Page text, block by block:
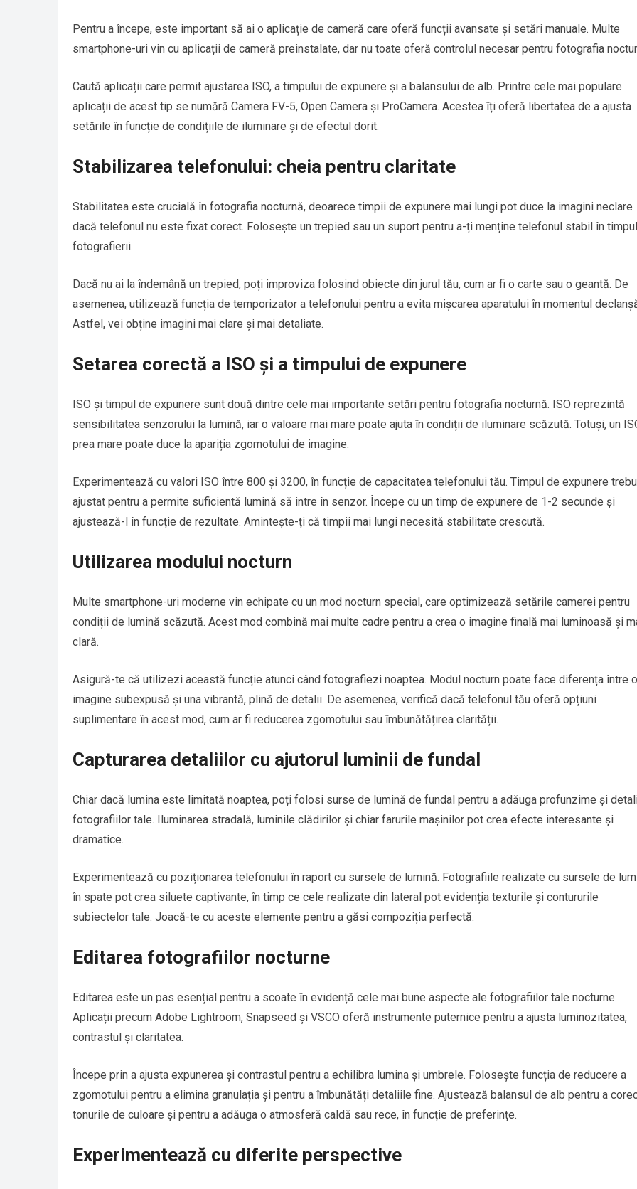
Pentru a începe, este important să ai o aplicație de cameră care oferă funcții avansate și setări manuale. Multe
smartphone-uri vin cu aplicații de cameră preinstalate, dar nu toate oferă controlul necesar pentru fotografia
Caută aplicații care permit ajustarea ISO, a timpului de expunere și a balansului de alb. Printre cele mai populare
aplicații de acest tip se numără Camera FV-5, Open Camera și ProCamera. Acestea îți oferă libertatea de a ajusta
setările în funcție de condițiile de iluminare și de efectul dorit.
Stabilizarea telefonului: cheia pentru claritate
Stabilitatea este crucială în fotografia nocturnă, deoarece timpii de expunere mai lungi pot duce la imagini neclare
dacă telefonul nu este fixat corect. Folosește un trepied sau un suport pentru a-ți menține telefonul stabil în timpul
fotografierii.
Dacă nu ai la îndemână un trepied, poți improviza folosind obiecte din jurul tău, cum ar fi o carte sau o geantă. De
asemenea, utilizează funcția de temporizator a telefonului pentru a evita mișcarea aparatului în momentul
Astfel, vei obține imagini mai clare și mai detaliate.
Setarea corectă a ISO și a timpului de expunere
ISO și timpul de expunere sunt două dintre cele mai importante setări pentru fotografia nocturnă. ISO reprezintă
sensibilitatea senzorului la lumină, iar o valoare mai mare poate ajuta în condiții de iluminare scăzută. Totuși, un
prea mare poate duce la apariția zgomotului de imagine.
Experimentează cu valori ISO între 800 și 3200, în funcție de capacitatea telefonului tău. Timpul de expunere
ajustat pentru a permite suficientă lumină să intre în senzor. Începe cu un timp de expunere de 1-2 secunde și
ajustează-l în funcție de rezultate. Amintește-ți că timpii mai lungi necesită stabilitate crescută.
Utilizarea modului nocturn
Multe smartphone-uri moderne vin echipate cu un mod nocturn special, care optimizează setările camerei pentru
condiții de lumină scăzută. Acest mod combină mai multe cadre pentru a crea o imagine finală mai luminoasă și
clară.
Asigură-te că utilizezi această funcție atunci când fotografiezi noaptea. Modul nocturn poate face diferența între o
imagine subexpusă și una vibrantă, plină de detalii. De asemenea, verifică dacă telefonul tău oferă opțiuni
suplimentare în acest mod, cum ar fi reducerea zgomotului sau îmbunătățirea clarității.
Capturarea detaliilor cu ajutorul luminii de fundal
Chiar dacă lumina este limitată noaptea, poți folosi surse de lumină de fundal pentru a adăuga profunzime și
fotografiilor tale. Iluminarea stradală, luminile clădirilor și chiar farurile mașinilor pot crea efecte interesante și
dramatice.
Experimentează cu poziționarea telefonului în raport cu sursele de lumină. Fotografiile realizate cu sursele de
în spate pot crea siluete captivante, în timp ce cele realizate din lateral pot evidenția texturile și contururile
subiectelor tale. Joacă-te cu aceste elemente pentru a găsi compoziția perfectă.
Editarea fotografiilor nocturne
Editarea este un pas esențial pentru a scoate în evidență cele mai bune aspecte ale fotografiilor tale nocturne.
Aplicații precum Adobe Lightroom, Snapseed și VSCO oferă instrumente puternice pentru a ajusta luminozitatea,
contrastul și claritatea.
Începe prin a ajusta expunerea și contrastul pentru a echilibra lumina și umbrele. Folosește funcția de reducere a
zgomotului pentru a elimina granulația și pentru a îmbunătăți detaliile fine. Ajustează balansul de alb pentru a
tonurile de culoare și pentru a adăuga o atmosferă caldă sau rece, în funcție de preferințe.
Experimentează cu diferite perspective